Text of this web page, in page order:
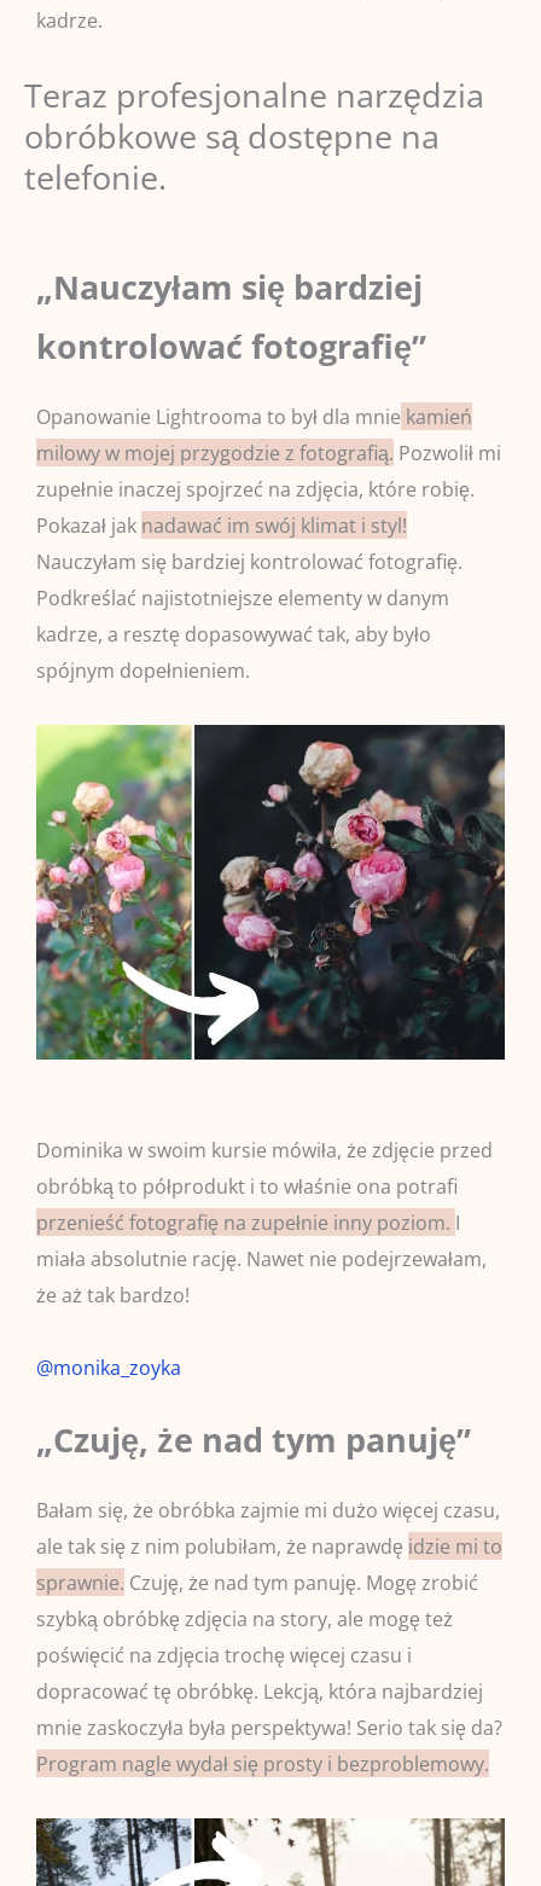
kadrze.
Teraz profesjonalne narzędzia
obróbkowe są dostępne na
telefonie.
„Nauczyłam się bardziej
kontrolować fotografię”
Opanowanie Lightrooma to był dla mnie kamień
milowy w mojej przygodzie z fotografią. Pozwolił mi
zupełnie inaczej spojrzeć na zdjęcia, które robię.
Pokazał jak nadawać im swój klimat i styl!
Nauczyłam się bardziej kontrolować fotografię.
Podkreślać najistotniejsze elementy w danym
kadrze, a resztę dopasowywać tak, aby było
spójnym dopełnieniem.
Dominika w swoim kursie mówiła, że zdjęcie przed
obróbką to półprodukt i to właśnie ona potrafi
przenieść fotografię na zupełnie inny poziom. I
miała absolutnie rację. Nawet nie podejrzewałam,
że aż tak bardzo!
@monika_zoyka
„Czuję, że nad tym panuję”
Bałam się, że obróbka zajmie mi dużo więcej czasu,
ale tak się z nim polubiłam, że naprawdę idzie mi to
sprawnie. Czuję, że nad tym panuję. Mogę zrobić
szybką obróbkę zdjęcia na story, ale mogę też
poświęcić na zdjęcia trochę więcej czasu i
dopracować tę obróbkę. Lekcją, która najbardziej
mnie zaskoczyła była perspektywa! Serio tak się da?
Program nagle wydał się prosty i bezproblemowy.